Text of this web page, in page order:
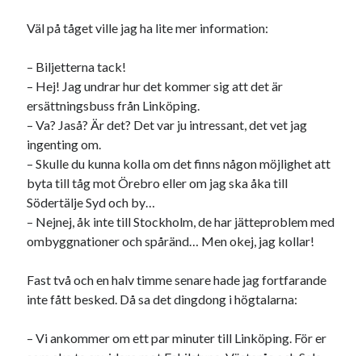
USA
Dessa har något gemensamt
Fantastiskt välformulerad moderecensent
Onödiga citattecken
Dessa har något helt annat gemensamt
En amerikansk språkpolis
Fula biblioteksböcker
Väl på tåget ville jag ha lite mer information:
– Biljetterna tack!
– Hej! Jag undrar hur det kommer sig att det är
ersättningsbuss från Linköping.
– Va? Jaså? Är det? Det var ju intressant, det vet jag
ingenting om.
– Skulle du kunna kolla om det finns någon möjlighet att
byta till tåg mot Örebro eller om jag ska åka till
Södertälje Syd och by…
– Nejnej, åk inte till Stockholm, de har jätteproblem med
ombyggnationer och spåränd… Men okej, jag kollar!
Fast två och en halv timme senare hade jag fortfarande
inte fått besked. Då sa det dingdong i högtalarna:
– Vi ankommer om ett par minuter till Linköping. För er